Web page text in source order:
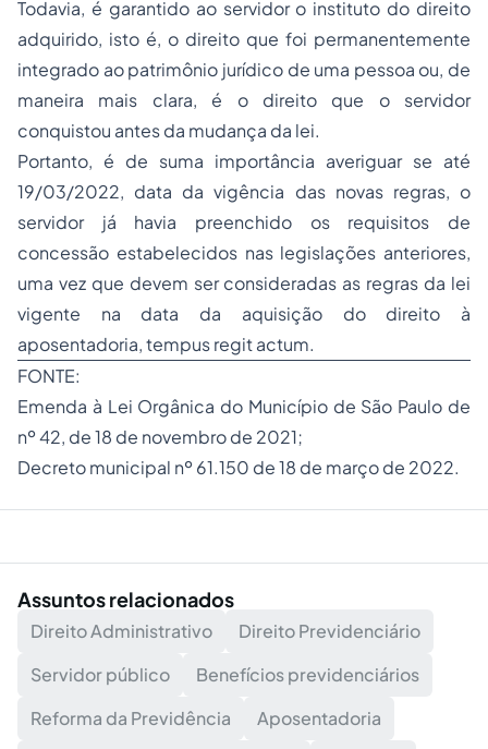
Todavia, é garantido ao servidor o instituto do direito
adquirido, isto é, o direito que foi permanentemente
integrado ao patrimônio jurídico de uma pessoa ou, de
maneira mais clara, é o direito que o servidor
conquistou antes da mudança da lei.
Portanto, é de suma importância averiguar se até
19/03/2022, data da vigência das novas regras, o
servidor já havia preenchido os requisitos de
concessão estabelecidos nas legislações anteriores,
uma vez que devem ser consideradas as regras da lei
vigente na data da aquisição do direito à
aposentadoria,tempus regit actum.
FONTE:
Emenda à Lei Orgânica do Município de São Paulo de
nº 42, de 18 de novembro de 2021;
Decreto municipal nº 61.150 de 18 de março de 2022.
Assuntos relacionados
Direito Administrativo
Direito Previdenciário
Servidor público
Benefícios previdenciários
Reforma da Previdência
Aposentadoria